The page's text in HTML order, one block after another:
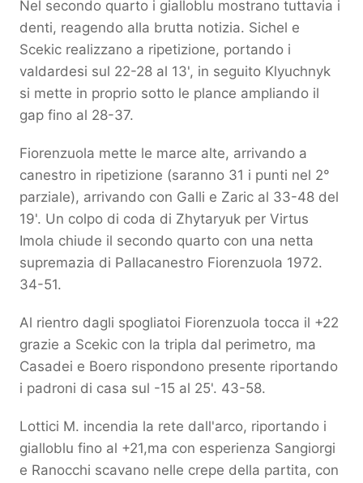
Nel secondo quarto i gialloblu mostrano tuttavia i
denti, reagendo alla brutta notizia. Sichel e
Scekic realizzano a ripetizione, portando i
valdardesi sul 22-28 al 13', in seguito Klyuchnyk
si mette in proprio sotto le plance ampliando il
gap fino al 28-37.
Fiorenzuola mette le marce alte, arrivando a
canestro in ripetizione (saranno 31 i punti nel 2°
parziale), arrivando con Galli e Zaric al 33-48 del
19'. Un colpo di coda di Zhytaryuk per Virtus
Imola chiude il secondo quarto con una netta
supremazia di Pallacanestro Fiorenzuola 1972.
34-51.
Al rientro dagli spogliatoi Fiorenzuola tocca il +22
grazie a Scekic con la tripla dal perimetro, ma
Casadei e Boero rispondono presente riportando
i padroni di casa sul -15 al 25'. 43-58.
Lottici M. incendia la rete dall'arco, riportando i
gialloblu fino al +21,ma con esperienza Sangiorgi
e Ranocchi scavano nelle crepe della partita, con